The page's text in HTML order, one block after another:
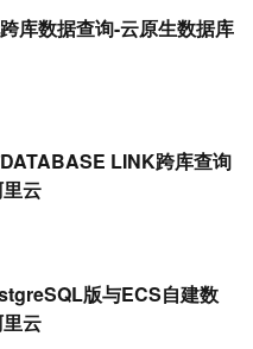
库数据查询-云原生数据库
LINK跨库查询
云
版与ECS自建数
云